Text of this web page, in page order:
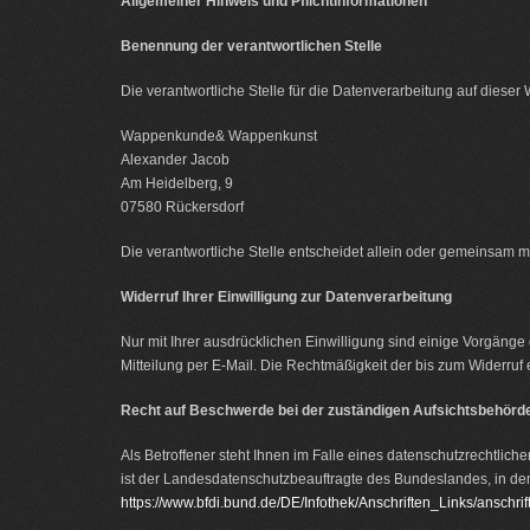
Benennung der verantwortlichen Stelle
Die verantwortliche Stelle für die Datenverarbeitung auf dieser
Wappenkunde& Wappenkunst
Alexander Jacob
Am Heidelberg, 9
07580 Rückersdorf
Die verantwortliche Stelle entscheidet allein oder gemeinsam
Widerruf Ihrer Einwilligung zur Datenverarbeitung
Nur mit Ihrer ausdrücklichen Einwilligung sind einige
Mitteilung per E-Mail. Die Rechtmäßigkeit der bis zum
Recht auf Beschwerde bei der zuständigen
Als Betroffener steht Ihnen im Falle eines
ist der Landesdatenschutzbeauftragte des Bundeslandes, in
https://www.bfdi.bund.de/DE/Infothek/Anschriften_Links/